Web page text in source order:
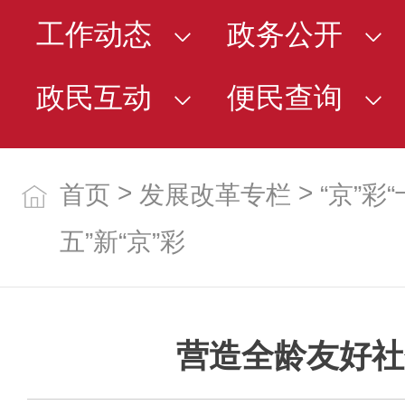
工作动态
政务公开
政民互动
便民查询
首页 > 发展改革专栏 > “京”彩
五”新“京”彩
营造全龄友好